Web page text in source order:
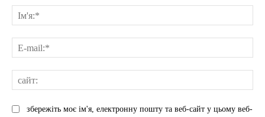
збережіть моє ім'я, електронну пошту та веб-сайт у цьому веб-